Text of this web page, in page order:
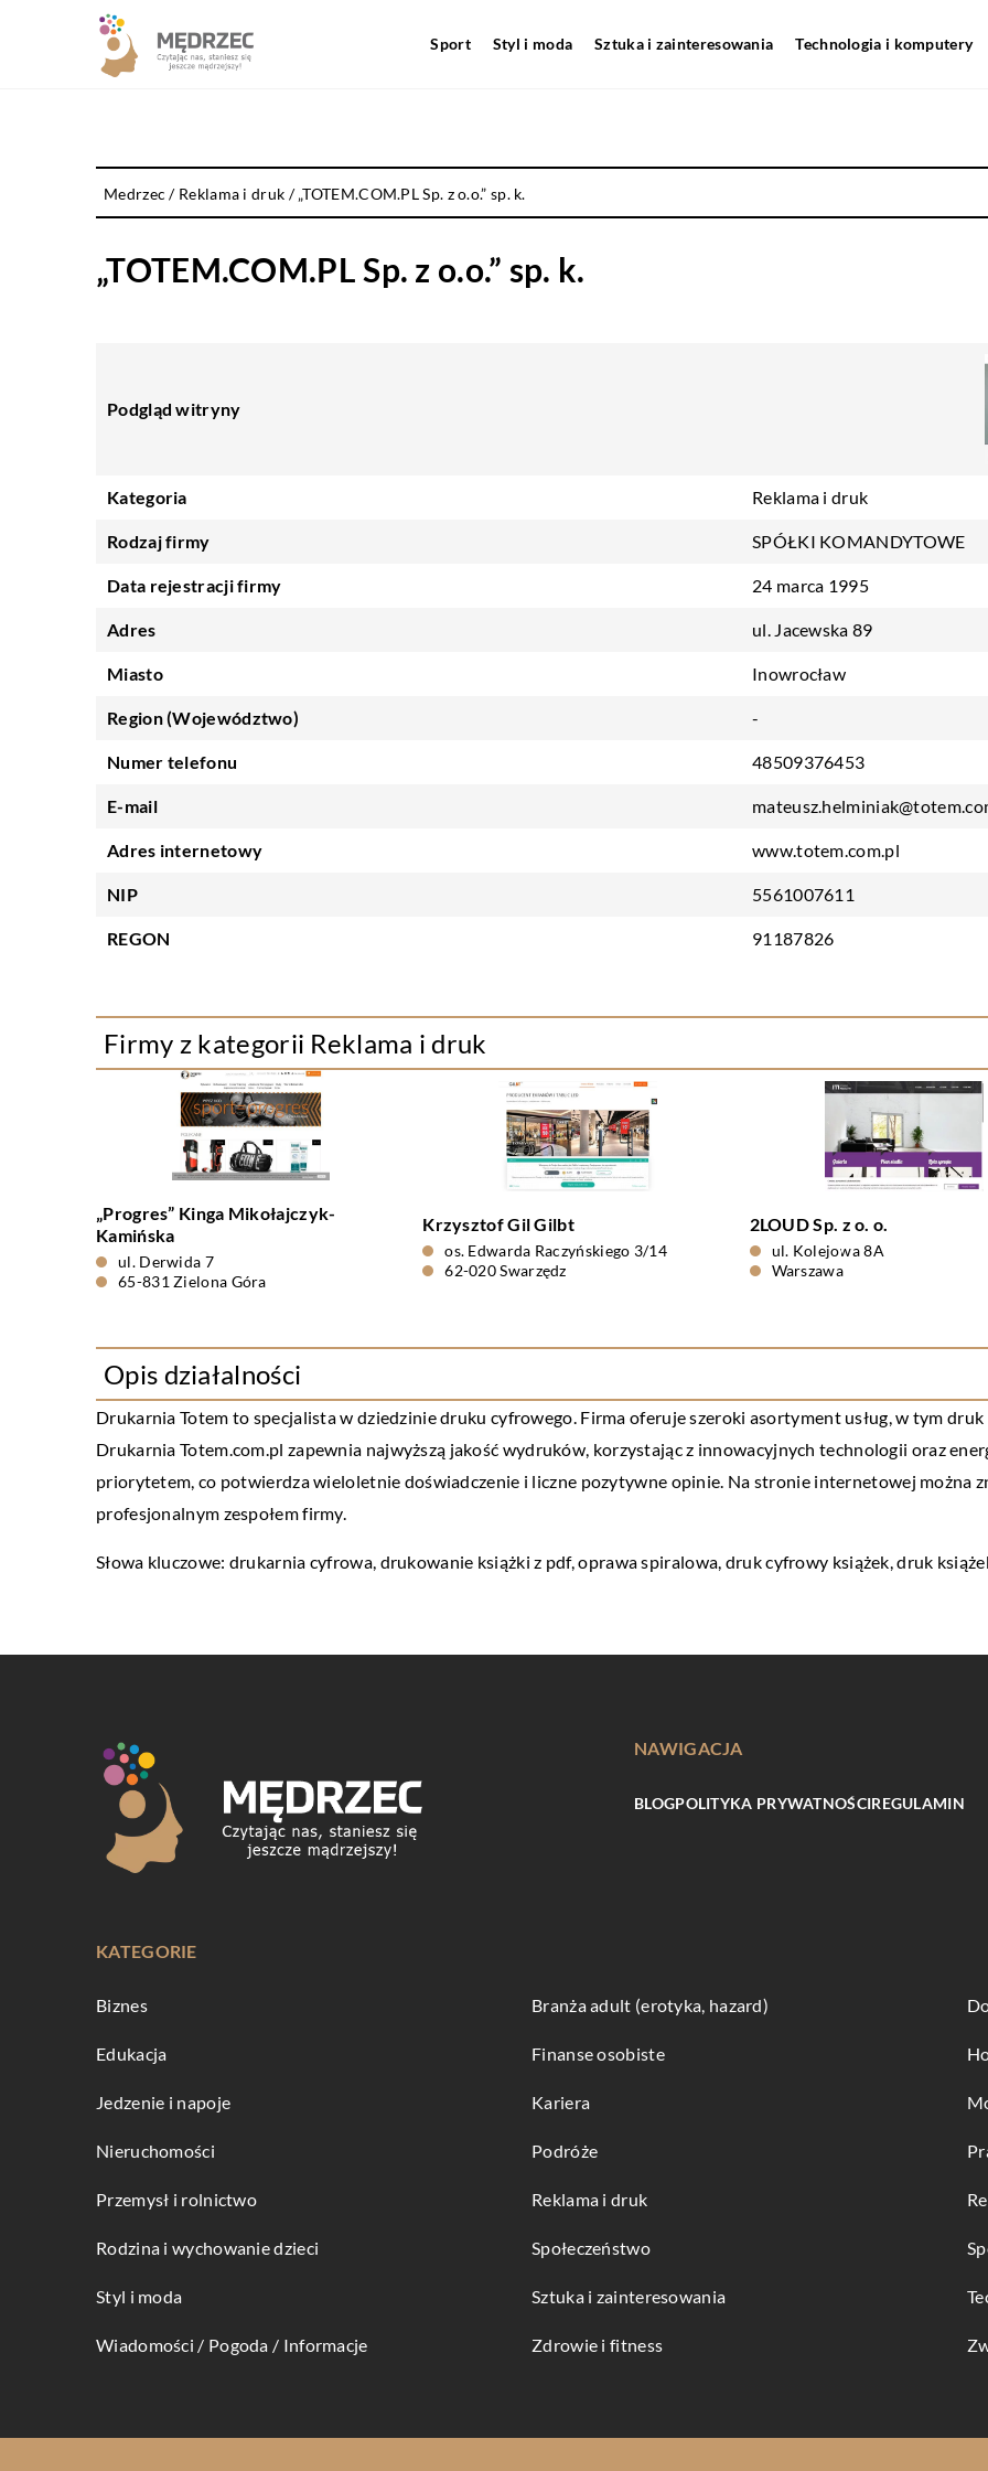
Sport Styl i moda Sztuka i zainteresowania Technologia i komputery
Medrzec / Reklama i druk /„TOTEM.COM.PL Sp. z o.o.” sp. k.
„TOTEM.COM.PL Sp. z o.o.” sp. k.
Podgląd witryny
Kategoria Reklama i druk
Rodzaj firmy SPÓŁKI KOMANDYTOWE
Data rejestracji firmy 24 marca 1995
Adres ul. Jacewska 89
Miasto Inowrocław
Region (Województwo) -
Numer telefonu 48509376453
E-mail
Adres internetowy www.totem.com.pl
NIP 5561007611
REGON 91187826
Firmy z kategorii Reklama i druk
„Progres” Kinga Mikołajczyk-
Kamińska
ul. Derwida 7
65-831 Zielona Góra
Krzysztof Gil Gilbt
os. Edwarda Raczyńskiego 3/14
62-020 Swarzędz
2LOUD Sp. z o. o.
ul. Kolejowa 8A
Warszawa
Opis działalności
Drukarnia Totem to specjalista w dziedzinie druku cyfrowego. Firma oferuje szeroki asortyment usług, w tym
Drukarnia Totem.com.pl zapewnia najwyższą jakość wydruków, korzystając z innowacyjnych technologii oraz
priorytetem, co potwierdza wieloletnie doświadczenie i liczne pozytywne opinie. Na stronie internetowej można
profesjonalnym zespołem firmy.
Słowa kluczowe: drukarnia cyfrowa, drukowanie książki z pdf, oprawa spiralowa, druk cyfrowy książek, druk
NAWIGACJA
BLOGPOLITYKA PRYWATNOŚCIREGULAMIN
KATEGORIE
Biznes Branża adult (erotyka, hazard)
Edukacja Finanse osobiste
Jedzenie i napoje Kariera
Nieruchomości Podróże
Przemysł i rolnictwo Reklama i druk
Rodzina i wychowanie dzieci Społeczeństwo
Styl i moda Sztuka i zainteresowania
Wiadomości / Pogoda / Informacje Zdrowie i fitness